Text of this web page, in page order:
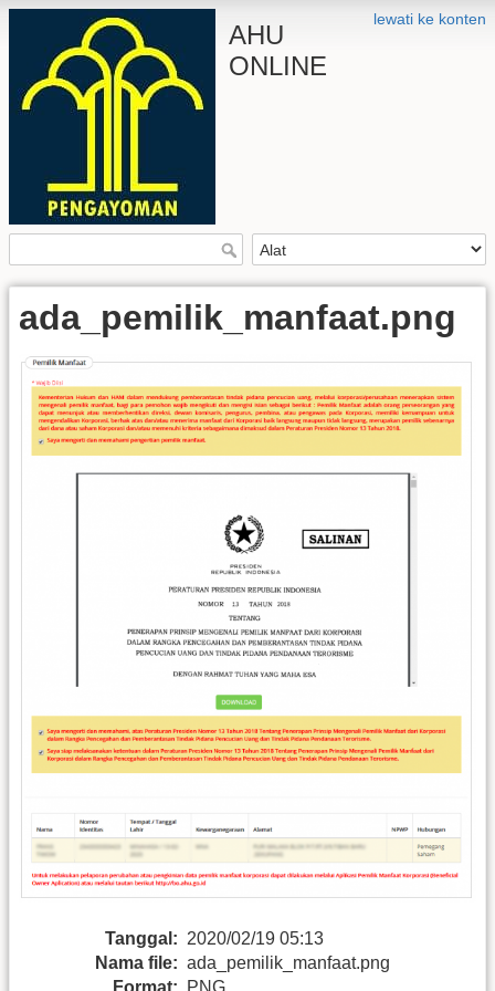
lewati ke konten
AHU
ONLINE
ada_pemilik_manfaat.png
Tanggal: 2020/02/19 05:13
Nama file: ada_pemilik_manfaat.png